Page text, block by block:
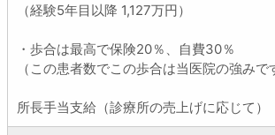
（経験5年目以降 1,127万円）
・歩合は最高で保険20％、自費30％
（この患者数でこの歩合は当医院の強みで
所長手当支給（診療所の売上げに応じて）